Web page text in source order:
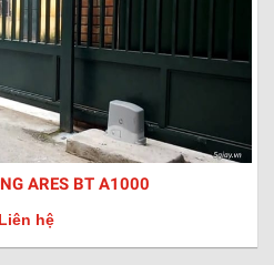
ARES BT A1000
Liên hệ